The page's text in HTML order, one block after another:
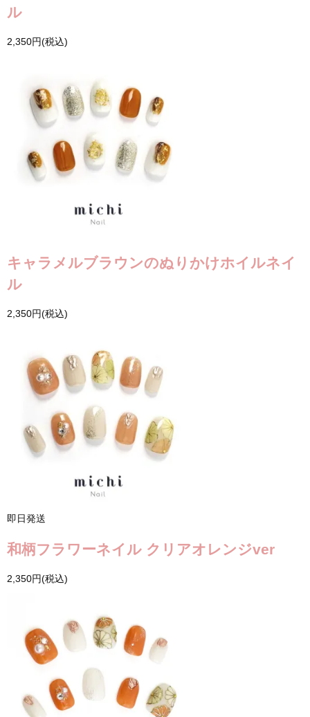
ル
2,350円(税込)
キャラメルブラウンのぬりかけホイルネイ
ル
2,350円(税込)
即日発送
和柄フラワーネイル クリアオレンジver
2,350円(税込)